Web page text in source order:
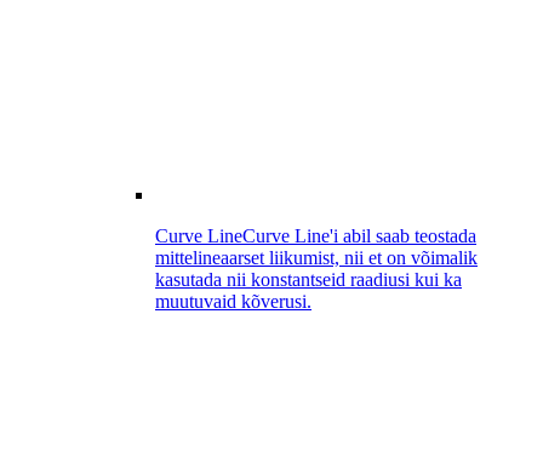
Curve LineCurve Line'i abil saab teostada
mittelineaarset liikumist, nii et on võimalik
kasutada nii konstantseid raadiusi kui ka
muutuvaid kõverusi.